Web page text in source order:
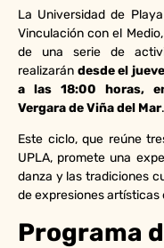
La Universidad de
Vinculación con el
de una serie de
realizarán desde el
a las 18:00 horas,
Vergara de Viña del Mar.
Este ciclo, que reúne
UPLA, promete una
danza y las tradiciones
de expresiones artísticas
Programa